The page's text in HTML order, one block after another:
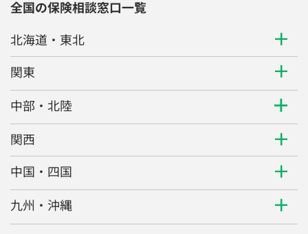
全国の保険相談窓口一覧
北海道・東北
関東
中部・北陸
関西
中国・四国
九州・沖縄